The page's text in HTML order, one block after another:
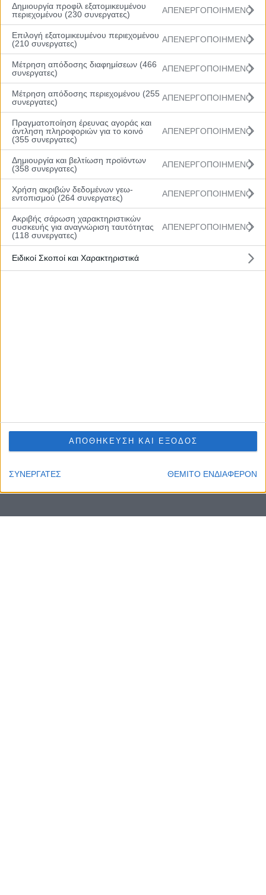
Δημιουργία προφίλ εξατομικευμένου
περιεχομένου (230 συνεργατες)
ΑΠΕΝΕΡΓΟΠΟΙΗΜΕΝΟ
Επιλογή εξατομικευμένου περιεχομένου
(210 συνεργατες)
ΑΠΕΝΕΡΓΟΠΟΙΗΜΕΝΟ
Μέτρηση απόδοσης διαφημίσεων (466
συνεργατες)
ΑΠΕΝΕΡΓΟΠΟΙΗΜΕΝΟ
Μέτρηση απόδοσης περιεχομένου (255
συνεργατες)
ΑΠΕΝΕΡΓΟΠΟΙΗΜΕΝΟ
Πραγματοποίηση έρευνας αγοράς και
άντληση πληροφοριών για το κοινό
(355 συνεργατες)
ΑΠΕΝΕΡΓΟΠΟΙΗΜΕΝΟ
Δημιουργία και βελτίωση προϊόντων
(358 συνεργατες)
ΑΠΕΝΕΡΓΟΠΟΙΗΜΕΝΟ
Χρήση ακριβών δεδομένων γεω-
εντοπισμού (264 συνεργατες)
ΑΠΕΝΕΡΓΟΠΟΙΗΜΕΝΟ
Ακριβής σάρωση χαρακτηριστικών
συσκευής για αναγνώριση ταυτότητας
(118 συνεργατες)
ΑΠΕΝΕΡΓΟΠΟΙΗΜΕΝΟ
Ειδικοί Σκοποί και Χαρακτηριστικά
ΑΠΟΘΗΚΕΥΣΗ ΚΑΙ ΕΞΟΔΟΣ
ΣΥΝΕΡΓΑΤΕΣ ΘΕΜΙΤΟ ΕΝΔΙΑΦΕΡΟΝ
Αρχική
Βαθμολογία
Πρόγραμμα
Ομάδες
Νέα
Gallery
Social Media